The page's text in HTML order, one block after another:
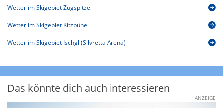
Wetter im Skigebiet Zugspitze
Wetter im Skigebiet Kitzbühel
Wetter im Skigebiet Ischgl (Silvretta Arena)
Das könnte dich auch interessieren
ANZEIGE